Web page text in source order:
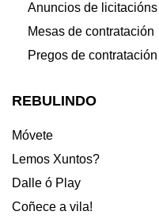
Anuncios de licitacións
Mesas de contratación
Pregos de contratación
REBULINDO
Móvete
Lemos Xuntos?
Dalle ó Play
Coñece a vila!